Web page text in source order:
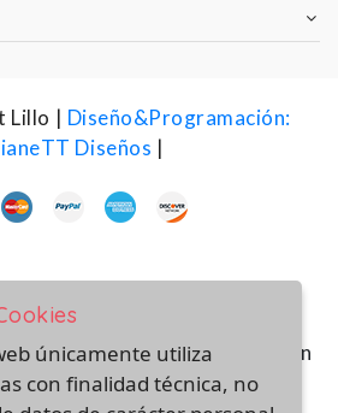
Lillo | Diseño&Programación:
Diseños |
Unión Europea-Next Generation
de recuperación y resiliencia
únicamente utiliza
con finalidad técnica, no